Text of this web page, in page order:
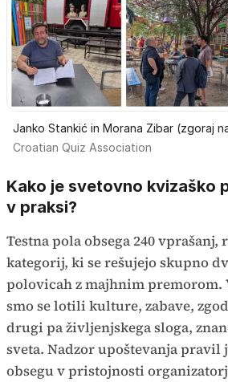
Janko Stankić in Morana Zibar (zgoraj
Croatian Quiz Association
Kako je svetovno kvizaško
v praksi?
Testna pola obsega 240 vprašanj,
kategorij, ki se rešujejo skupno
polovicah z majhnim
smo se lotili kulture, zabave,
drugi pa življenjskega sloga,
sveta. Nadzor upoštevanja pravil
obsegu v pristojnosti